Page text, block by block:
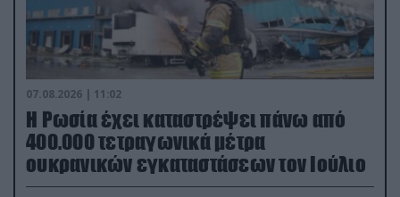
07.08.2026 | 11:02
Η Ρωσία έχει καταστρέψει πάνω από
400.000 τετραγωνικά μέτρα
ουκρανικών εγκαταστάσεων τον Ιούλιο